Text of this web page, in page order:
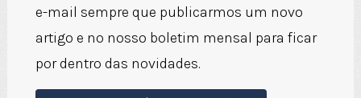
e-mail sempre que publicarmos um novo
artigo e no nosso boletim mensal para ficar
por dentro das novidades.